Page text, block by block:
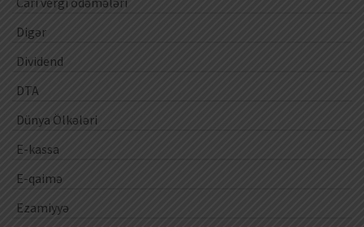
Digər
Dividend
DTA
Dünya Ölkələri
E-kassa
E-qaimə
Ezamiyyə